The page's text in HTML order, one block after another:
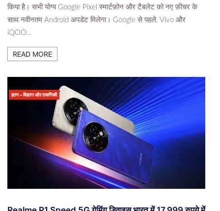
किया है। सभी योग्य Google Pixel स्मार्टफ़ोन और टैबलेट को नए फ़ीचर के
साथ नवीनतम Android अपडेट मिलेगा। Google से पहले, Vivo और
iQOO…
READ MORE
ज्ञान – विज्ञान और तकनिकी